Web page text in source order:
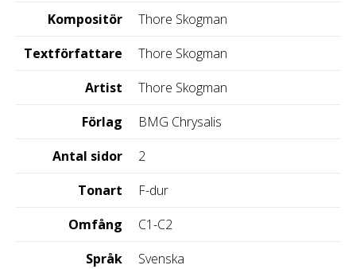
Kompositör
Thore Skogman
Textförfattare
Thore Skogman
Artist
Thore Skogman
Förlag
BMG Chrysalis
Antal sidor
2
Tonart
F-dur
Omfång
C1-C2
Språk
Svenska